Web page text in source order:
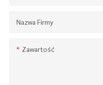
Nazwa Firmy
Zawartość